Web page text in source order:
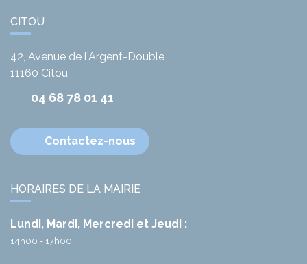
CITOU
42, Avenue de l'Argent-Double
11160 Citou
04 68 78 01 41
Contactez-nous
HORAIRES DE LA MAIRIE
Lundi, Mardi, Mercredi et Jeudi :
14h00 - 17h00